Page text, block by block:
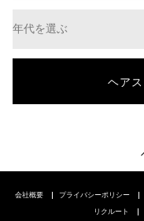
会社概要 プライバシーポリシー
リクルート